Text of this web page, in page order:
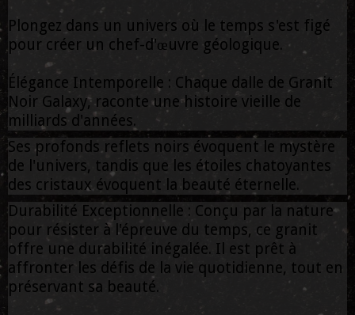
Plongez dans un univers où le temps s'est figé
pour créer un chef-d'œuvre géologique.
Élégance Intemporelle : Chaque dalle de Granit
Noir Galaxy, raconte une histoire vieille de
milliards d'années.
Ses profonds reflets noirs évoquent le mystère
de l'univers, tandis que les étoiles chatoyantes
des cristaux évoquent la beauté éternelle.
Durabilité Exceptionnelle : Conçu par la nature
pour résister à l'épreuve du temps, ce granit
offre une durabilité inégalée. Il est prêt à
affronter les défis de la vie quotidienne, tout en
préservant sa beauté.